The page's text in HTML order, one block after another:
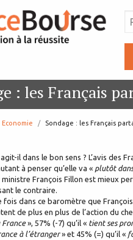
: les Français
Economie page:
Sondage : les Français
il dans le bon sens ? L’avis des
à penser qu’elle va « plutôt
François Fillon est mieux
le contraire.
fois dans ce baromètre que
de plus en plus de l’action du
», 57% (-7) qu’il « tient ses
à l’étranger» et 45% (=) qu’il «